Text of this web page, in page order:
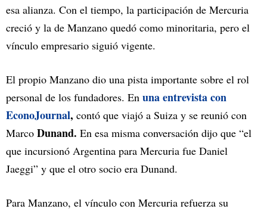
esa alianza. Con el tiempo, la participación de Mercuria
creció y la de Manzano quedó como minoritaria, pero el
vínculo empresario siguió vigente.
El propio Manzano dio una pista importante sobre el rol
personal de los fundadores. En una entrevista con
EconoJournal, contó que viajó a Suiza y se reunió con
Marco Dunand. En esa misma conversación dijo que “el
que incursionó Argentina para Mercuria fue Daniel
Jaeggi” y que el otro socio era Dunand.
Para Manzano, el vínculo con Mercuria refuerza su